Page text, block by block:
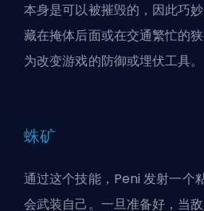
本身是可以被摧毁的，因此巧
藏在掩体后面或在交通繁忙的
为改变游戏的防御或埋伏工具。
蛛矿
通过这个技能，Peni 发射一个
会武装自己。一旦准备好，当